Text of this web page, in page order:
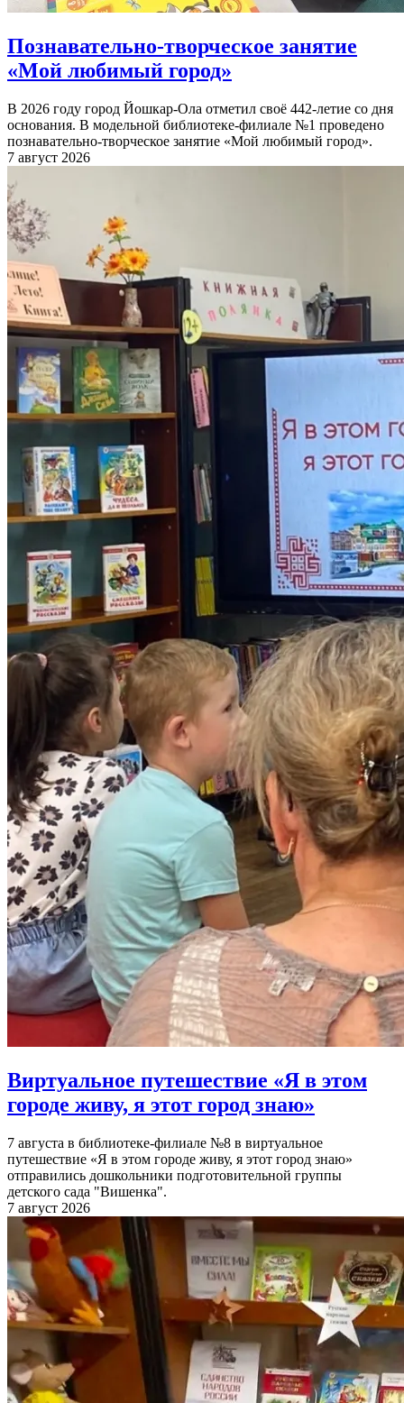
Познавательно-творческое занятие
«Мой любимый город»
В 2026 году город Йошкар-Ола отметил своё 442-летие со дня
основания. В модельной библиотеке-филиале №1 проведено
познавательно-творческое занятие «Мой любимый город».
7 август 2026
Виртуальное путешествие «Я в этом
городе живу, я этот город знаю»
7 августа в библиотеке-филиале №8 в виртуальное
путешествие «Я в этом городе живу, я этот город знаю»
отправились дошкольники подготовительной группы
детского сада "Вишенка".
7 август 2026